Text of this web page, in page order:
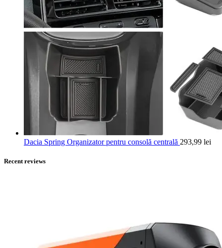
Dacia Spring Organizator pentru consolă centrală 293,99 lei
Recent reviews